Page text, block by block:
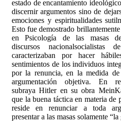
estado de encantamiento
discernir argumentos sino de
emociones y espiritualidades
Esto fue demostrado
en Psicología de las masas
discursos nacionalsocialistas
caracterizaban por hacer
sentimientos de los individuos
por la renuncia, en la medida
argumentación objetiva. En
subraya Hitler en su obra
que la buena táctica en materia de
reside en renunciar a toda
presentar a las masas solamente